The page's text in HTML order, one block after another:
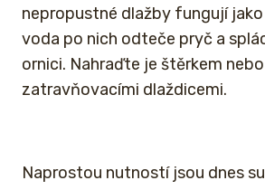
nepropustné dlažby fungují jako
voda po nich odteče pryč a
ornici. Nahraďte je štěrkem nebo
zatravňovacími dlaždicemi.
Naprostou nutností jsou dnes